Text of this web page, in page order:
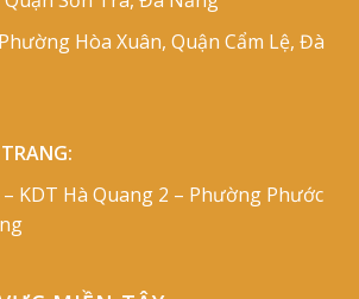
Hòa Xuân, Quận Cẩm Lệ, Đà
KDT Hà Quang 2 – Phường Phước